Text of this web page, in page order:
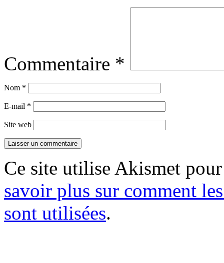
Commentaire *
Nom *
E-mail *
Site web
Ce site utilise Akismet
savoir plus sur comment
sont utilisées.